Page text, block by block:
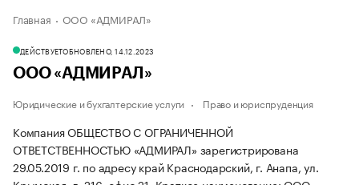
Главная ООО «АДМИРАЛ»
ДЕЙСТВУЕТОБНОВЛЕНО, 14.12.2023
ООО «АДМИРАЛ»
Юридические и бухгалтерские услуги Право и юриспруденция
Компания ОБЩЕСТВО С ОГРАНИЧЕННОЙ
ОТВЕТСТВЕННОСТЬЮ «АДМИРАЛ» зарегистрирована
29.05.2019 г. по адресу край Краснодарский, г. Анапа, ул.